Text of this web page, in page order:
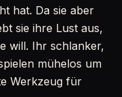
hat. Da sie aber
sie ihre Lust aus,
will. Ihr schlanker,
mühelos um
Werkzeug für